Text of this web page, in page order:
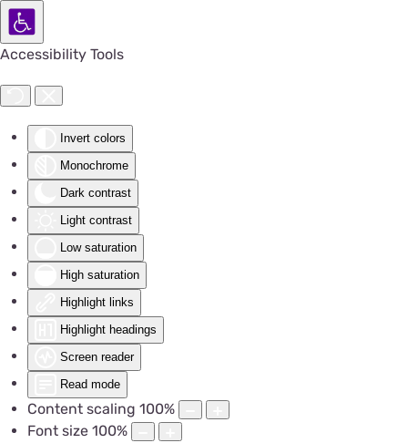
Accessibility Tools
Invert colors
Monochrome
Dark contrast
Light contrast
Low saturation
High saturation
Highlight links
Highlight headings
Screen reader
Read mode
Content scaling 100%
Font size 100%